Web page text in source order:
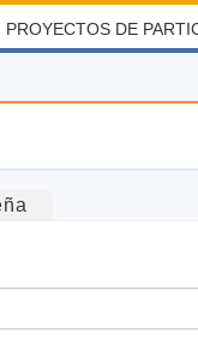
PROYECTOS DE